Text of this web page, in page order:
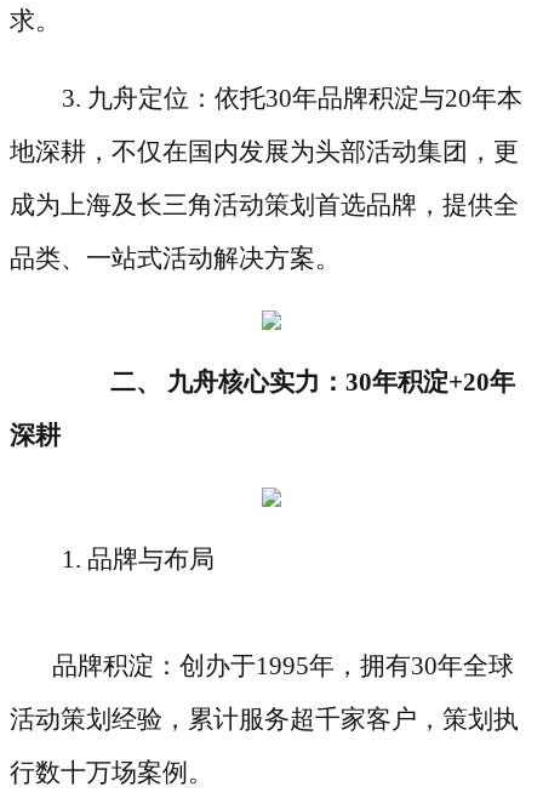
求。
3. 九舟定位：依托30年品牌积淀与20年本
地深耕，不仅在国内发展为头部活动集团，更
成为上海及长三角活动策划首选品牌，提供全
品类、一站式活动解决方案。
二、 九舟核心实力：30年积淀+20年
深耕
1. 品牌与布局
品牌积淀：创办于1995年，拥有30年全球
活动策划经验，累计服务超千家客户，策划执
行数十万场案例。